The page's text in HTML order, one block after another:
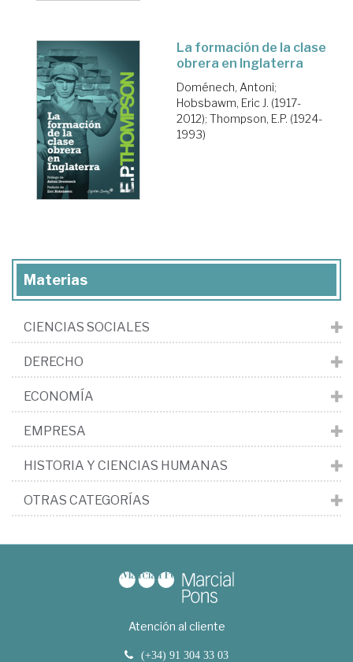
La formación de la clase
obrera en Inglaterra
Doménech, Antoni;
Hobsbawm, Eric J. (1917-
2012); Thompson, E.P. (1924-
1993)
Materias
CIENCIAS SOCIALES
DERECHO
ECONOMÍA
EMPRESA
HISTORIA Y CIENCIAS HUMANAS
OTRAS CATEGORÍAS
Atención al cliente
(+34) 91 304 33 03